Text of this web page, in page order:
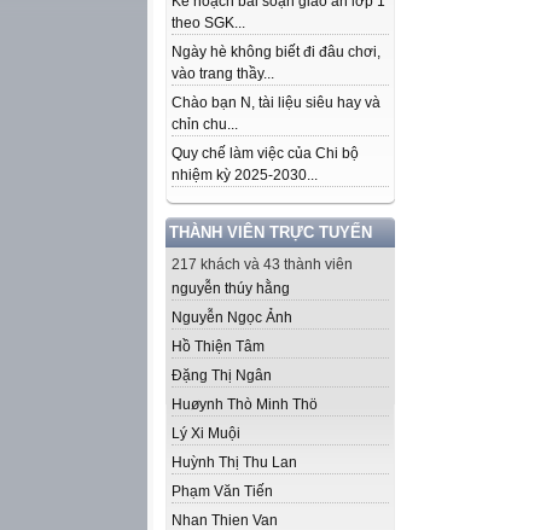
theo SGK...
Ngày hè không biết đi đâu chơi,
vào trang thầy...
Chào bạn N, tài liệu siêu hay và
chỉn chu...
Quy chế làm việc của Chi bộ
nhiệm kỳ 2025-2030...
THÀNH VIÊN TRỰC TUYẾN
217 khách và 43 thành viên
nguyễn thúy hằng
Nguyễn Ngọc Ảnh
Hồ Thiện Tâm
Đặng Thị Ngân
Huøynh Thò Minh Thö
Lý Xi Muội
Huỳnh Thị Thu Lan
Phạm Văn Tiến
Nhan Thien Van